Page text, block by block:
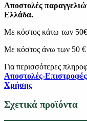
Αποστολές
Ελλάδα.
Με κόστος κάτω των 50€
Με κόστος άνω των 50 €
Για περισσότερες
Αποστολές-
Χρήσης
Σχετικά προϊόντα